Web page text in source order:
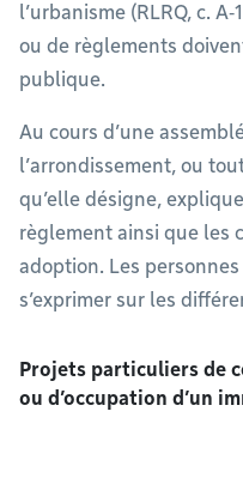
l’urbanisme (RLRQ, c.
ou de règlements
publique.
Au cours d’une
l’arrondissement, ou
qu’elle désigne,
règlement ainsi que les
adoption. Les
s’exprimer sur les
Projets particuliers de
ou d’occupation d’un